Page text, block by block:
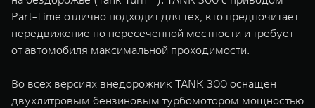
Part-Time отлично подходит для тех, кто предпочитает
передвижение по пересеченной местности и требует
от автомобиля максимальной проходимости.
Во всех версиях внедорожник TANK 300 оснащен
двухлитровым бензиновым турбомотором мощностью